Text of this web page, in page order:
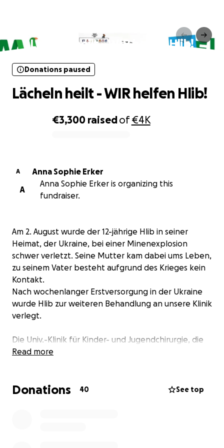
Lächeln heilt - WIR helfen Hlib!
€3,300 raisedof€4K
Donations paused
Lächeln heilt - WIR helfen Hlib!
A
Anna Sophie Erker
A
Anna Sophie Erker is organizing this
fundraiser.
Am 2. August wurde der 12-jährige Hlib in seiner
Heimat, der Ukraine, bei einer Minenexplosion
schwer verletzt. Seine Mutter kam dabei ums Leben,
zu seinem Vater besteht aufgrund des Krieges kein
Kontakt.
Nach wochenlanger Erstversorgung in der Ukraine
wurde Hlib zur weiteren Behandlung an unsere Klinik
verlegt.
Die Univ.-Klinik für Kinder- und Jugendchirurgie, die
Univ.-Klinik für Orthopädie und Traumatologie sowie
medizinisch, sondern auch pflegerisch,
Read more
Donations 40 See top